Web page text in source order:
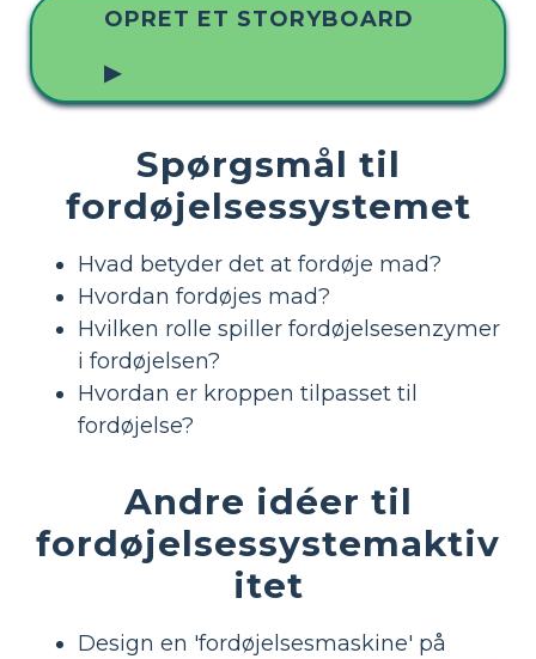
OPRET ET STORYBOARD
▶
Spørgsmål til
fordøjelsessystemet
Hvad betyder det at fordøje mad?
Hvordan fordøjes mad?
Hvilken rolle spiller fordøjelsesenzymer
i fordøjelsen?
Hvordan er kroppen tilpasset til
fordøjelse?
Andre idéer til
fordøjelsessystemaktiv
itet
Design en 'fordøjelsesmaskine' på